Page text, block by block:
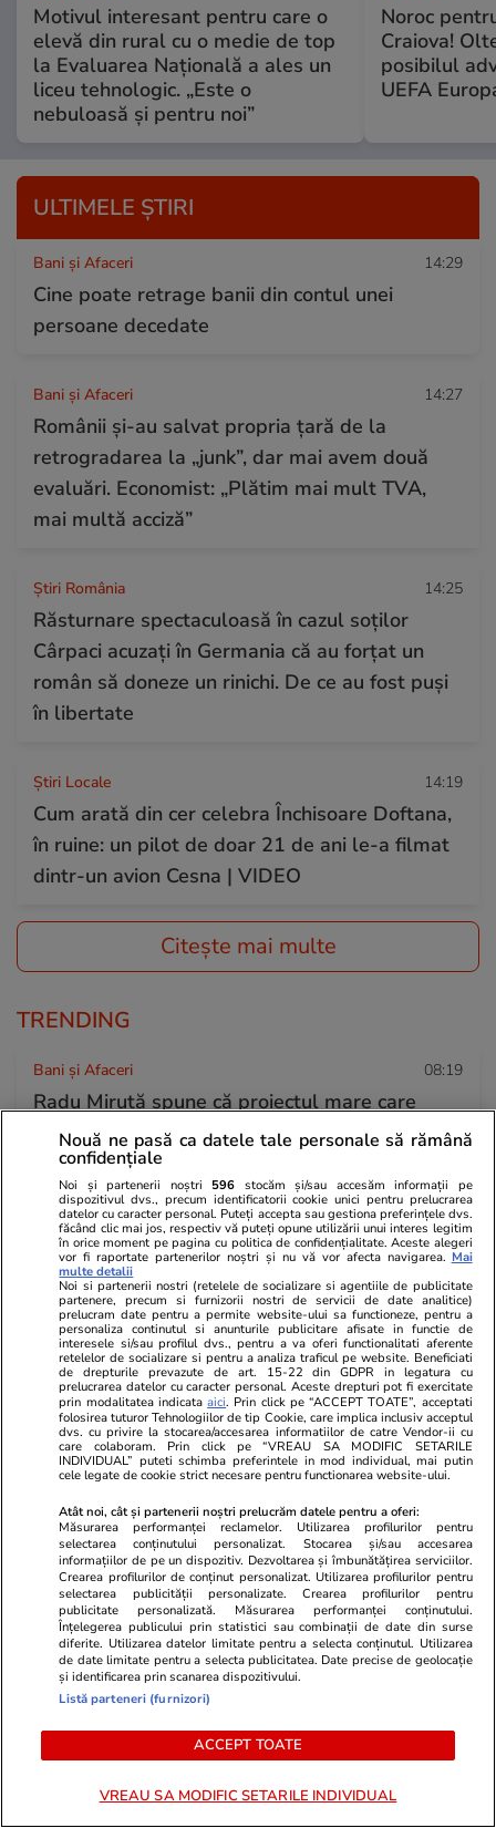
Motivul interesant pentru care o
elevă din rural cu o medie de top
la Evaluarea Națională a ales un
liceu tehnologic. „Este o
nebuloasă și pentru noi”
Noroc
Craiova!
posibilul
UEFA
ULTIMELE ȘTIRI
Bani și Afaceri 14:29
Cine poate retrage banii din contul unei
persoane decedate
Bani și Afaceri 14:27
Românii și-au salvat propria țară de la
retrogradarea la „junk”, dar mai avem două
evaluări. Economist: „Plătim mai mult TVA,
mai multă acciză”
Știri România 14:25
Răsturnare spectaculoasă în cazul soților
Cârpaci acuzați în Germania că au forțat un
român să doneze un rinichi. De ce au fost puși
în libertate
Știri Locale 14:19
Cum arată din cer celebra Închisoare Doftana,
în ruine: un pilot de doar 21 de ani le-a filmat
dintr-un avion Cesna | VIDEO
Citește mai multe
TRENDING
Bani și Afaceri 08:19
Radu Miruță spune că proiectul mare care
putea salva Dunărea e blocat într-un sertar de
la Ministerul Transporturilor
Știri Locale 07:25
Întreruperi de curent în București, Ilfov și
Giurgiu în perioada 3-9 august 2026. Lista
străzilor afectate
Bani și Afaceri 07:36
Cât costă un litru de benzină și motorină, luni,
3 august 2026, în București, Iași, Cluj-Napoca,
Timișoara și Constanța
Știri România 02 aug.
Rezultatele loto din 2 august 2026. Numerele
câștigătoare extrase duminică
Nouă ne pasă ca datele tale personale să rămână
confidențiale
Noi și partenerii noștri 596 stocăm și/sau accesăm informații pe
dispozitivul dvs., precum identificatorii cookie unici pentru prelucrarea
datelor cu caracter personal. Puteți accepta sau gestiona preferințele dvs.
făcând clic mai jos, respectiv vă puteți opune utilizării unui interes legitim
în orice moment pe pagina cu politica de confidențialitate. Aceste alegeri
vor fi raportate partenerilor noștri și nu vă vor afecta navigarea. Mai
multe detalii
Noi si partenerii nostri (retelele de socializare si agentiile de publicitate
partenere, precum si furnizorii nostri de servicii de date analitice)
prelucram date pentru a permite website-ului sa functioneze, pentru a
personaliza continutul si anunturile publicitare afisate in functie de
interesele si/sau profilul dvs., pentru a va oferi functionalitati aferente
retelelor de socializare si pentru a analiza traficul pe website. Beneficiati
de drepturile prevazute de art. 15-22 din GDPR in legatura cu
prelucrarea datelor cu caracter personal. Aceste drepturi pot fi exercitate
prin modalitatea indicataaici. Prin click pe “ACCEPT TOATE”, acceptati
folosirea tuturor Tehnologiilor de tip Cookie, care implica inclusiv acceptul
dvs. cu privire la stocarea/accesarea informatiilor de catre Vendor-ii cu
care colaboram. Prin click pe “VREAU SA MODIFIC SETARILE
INDIVIDUAL” puteti schimba preferintele in mod individual, mai putin
cele legate de cookie strict necesare pentru functionarea website-ului.
Atât noi, cât și partenerii noștri prelucrăm datele pentru a oferi:
Măsurarea performanței reclamelor. Utilizarea profilurilor pentru
selectarea conținutului personalizat. Stocarea și/sau accesarea
informațiilor de pe un dispozitiv. Dezvoltarea și îmbunătățirea serviciilor.
Crearea profilurilor de conținut personalizat. Utilizarea profilurilor pentru
selectarea publicității personalizate. Crearea profilurilor pentru
publicitate personalizată. Măsurarea performanței conținutului.
Înțelegerea publicului prin statistici sau combinații de date din surse
diferite. Utilizarea datelor limitate pentru a selecta conținutul. Utilizarea
de date limitate pentru a selecta publicitatea. Date precise de geolocație
și identificarea prin scanarea dispozitivului.
Listă parteneri (furnizori)
ACCEPT TOATE
VREAU SA MODIFIC SETARILE INDIVIDUAL